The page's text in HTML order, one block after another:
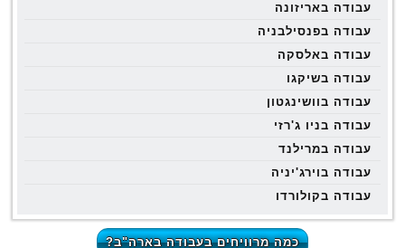
עבודה באריזונה
עבודה בפנסילבניה
עבודה באלסקה
עבודה בשיקגו
עבודה בוושינגטון
עבודה בניו ג'רזי
עבודה במרילנד
עבודה בוירג'יניה
עבודה בקולורדו
כמה מרוויחים בעבודה בארה"ב?